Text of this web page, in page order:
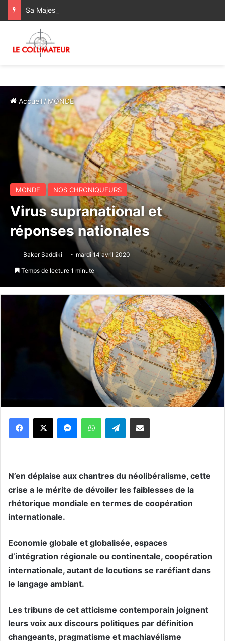
Sa Majesté le Roi reçoit le Wali de Bank Al-Maghrib
Accueil/MONDE
MONDE NOS CHRONIQUEURS
Virus supranational et
réponses nationales
Baker Saddiki mardi 14 avril 2020
Temps de lecture 1 minute
WhatsApp Telegram
N’en déplaise aux chantres du néolibéralisme, cette
crise a le mérite de dévoiler les faiblesses de la
rhétorique mondiale en termes de coopération
internationale.
Economie globale et globalisée, espaces
d’intégration régionale ou continentale, coopération
internationale, autant de locutions se raréfiant dans
le langage ambiant.
Les tribuns de cet atticisme contemporain joignent
leurs voix aux discours politiques par définition
changeants, pragmatisme et machiavélisme